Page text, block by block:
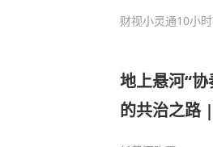
财视小灵通10小
地上悬河“
的共治之路